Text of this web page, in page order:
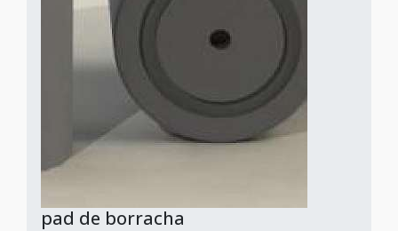
pad de borracha